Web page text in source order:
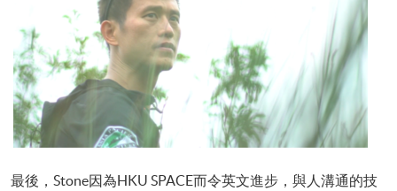
最後，Stone因為HKU SPACE而令英文進步，與人溝通的技